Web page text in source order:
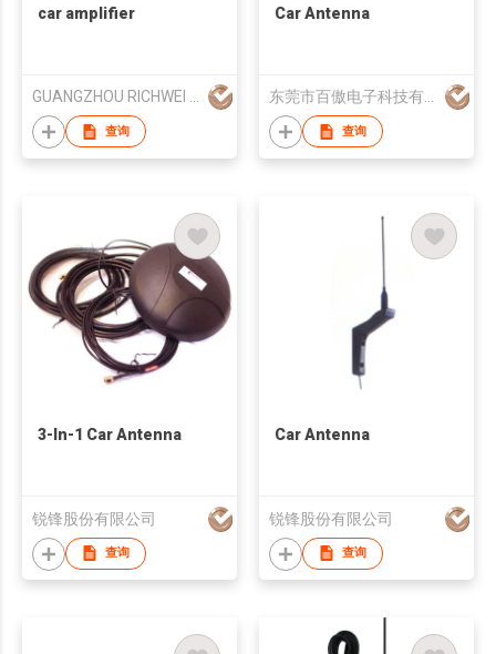
car amplifier
GUANGZHOU RICHWEI ELECTRONIC CO., LTD
查询
Car Antenna
东莞市百傲电子科技有限公司
查询
3-In-1 Car Antenna
锐锋股份有限公司
查询
Car Antenna
锐锋股份有限公司
查询